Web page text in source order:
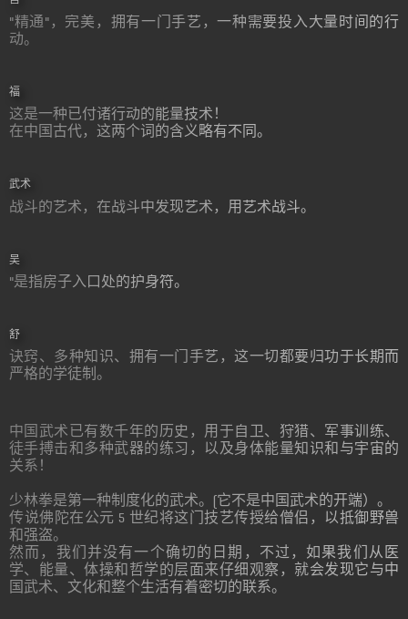
"精通"，完美，拥有一门手艺，一种需要投入大量时间的行
动。
福
这是一种已付诸行动的能量技术！
在中国古代，这两个词的含义略有不同。
武术
战斗的艺术，在战斗中发现艺术，用艺术战斗。
吴
"是指房子入口处的护身符。
舒
诀窍、多种知识、拥有一门手艺，这一切都要归功于长期而
严格的学徒制。
中国武术已有数千年的历史，用于自卫、狩猎、军事训练、
徒手搏击和多种武器的练习，以及身体能量知识和与宇宙的
关系！
少林拳是第一种制度化的武术。(它不是中国武术的开端）。
传说佛陀在公元 5 世纪将这门技艺传授给僧侣，以抵御野兽
和强盗。
然而，我们并没有一个确切的日期，不过，如果我们从医
学、能量、体操和哲学的层面来仔细观察，就会发现它与中
国武术、文化和整个生活有着密切的联系。